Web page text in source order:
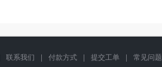
联系我们 | 付款方式 | 提交工单 | 常见问题